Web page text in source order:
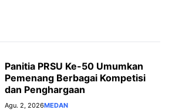
Panitia PRSU Ke-50 Umumkan
Pemenang Berbagai Kompetisi
dan Penghargaan
Agu. 2, 2026MEDAN